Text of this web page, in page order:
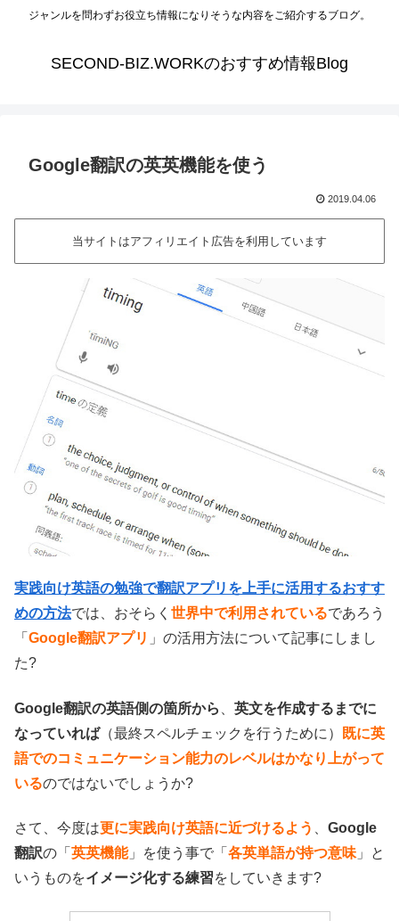
ジャンルを問わずお役立ち情報になりそうな内容をご紹介するブログ。
SECOND-BIZ.WORKのおすすめ情報Blog
Google翻訳の英英機能を使う
2019.04.06
当サイトはアフィリエイト広告を利用しています
実践向け英語の勉強で翻訳アプリを上手に活用するおすす
めの方法では、おそらく 世界中で利用されているであろう
「 Google翻訳アプリ 」の活用方法について記事にしまし
た?
Google翻訳の英語側の箇所から
英文を作成するまでに
なっていれば（最終スペルチェックを行うために）
既に英
語でのコミュニケーション能力のレベルはかなり上がって
いるのではないでしょうか?
さて、今度は更に実践向け英語に近づけるよう
Google
翻訳の「 英英機能」を使う事で「 各英単語が持つ意味 」と
いうものをイメージ化する練習をしていきます?